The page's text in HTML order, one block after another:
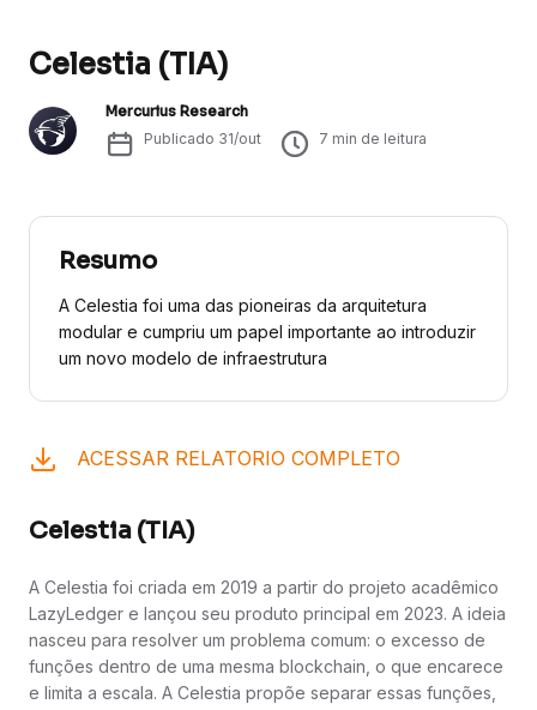
Celestia (TIA)
Mercurius Research
Publicado 31/out 7 min de leitura
Resumo
A Celestia foi uma das pioneiras da arquitetura
modular e cumpriu um papel importante ao introduzir
um novo modelo de infraestrutura
ACESSAR RELATORIO COMPLETO
Celestia (TIA)
A Celestia foi criada em 2019 a partir do projeto acadêmico
LazyLedger e lançou seu produto principal em 2023. A ideia
nasceu para resolver um problema comum: o excesso de
funções dentro de uma mesma blockchain, o que encarece
e limita a escala. A Celestia propõe separar essas funções,